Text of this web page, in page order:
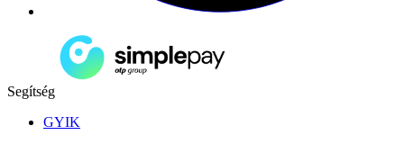
Segítség
GYIK